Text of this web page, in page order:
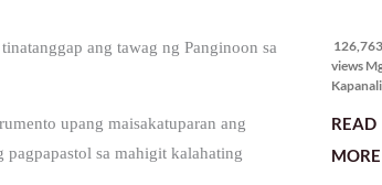
ang tawag ng Panginoon sa
upang maisakatuparan ang
sa mahigit kalahating
views
bawat
READ
MORE